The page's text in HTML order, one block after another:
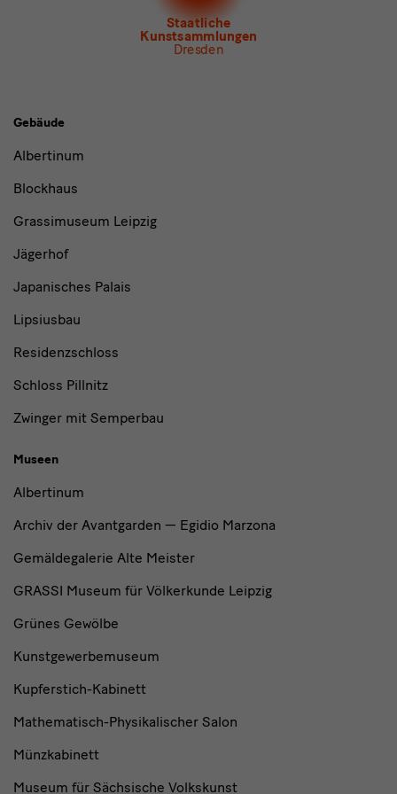
Museum für Sächsische Volkskunst
Staatliche
Kunstsammlungen
Dresden
Gebäude,
Museen
Institutionen
Gebäude
Albertinum
Blockhaus
Grassimuseum Leipzig
Jägerhof
Japanisches Palais
Lipsiusbau
Residenzschloss
Schloss Pillnitz
Zwinger mit Semperbau
Museen
Albertinum
Archiv der Avantgarden — Egidio Marzona
Gemäldegalerie Alte Meister
GRASSI Museum für Völkerkunde Leipzig
Grünes Gewölbe
Kunstgewerbemuseum
Kupferstich-Kabinett
Mathematisch-Physikalischer Salon
Münzkabinett
Museum für Sächsische Volkskunst